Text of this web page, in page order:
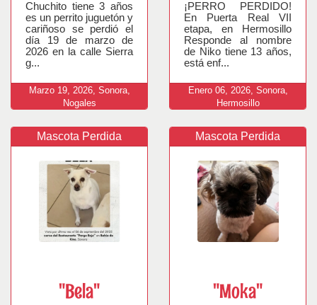
Chuchito tiene 3 años
es un perrito juguetón y
cariñoso se perdió el
día 19 de marzo de
2026 en la calle Sierra
g...
Marzo 19, 2026, Sonora,
Nogales
¡PERRO PERDIDO!
En Puerta Real VII
etapa, en Hermosillo
Responde al nombre
de Niko tiene 13 años,
está enf...
Enero 06, 2026, Sonora,
Hermosillo
Mascota Perdida
"Bela"
Mascota Perdida
"Moka"